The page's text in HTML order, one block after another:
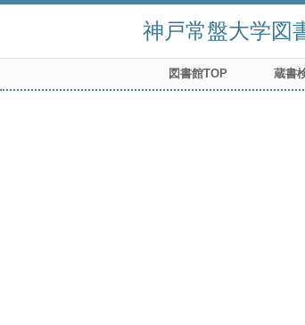
神戸常盤大学図
図書館TOP 蔵書